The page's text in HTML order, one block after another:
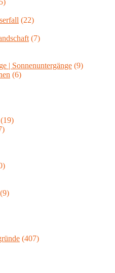
(22)
(7)
| Sonnenuntergänge (9)
(6)
(19)
(9)
(407)